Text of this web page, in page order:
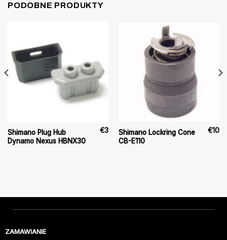
PODOBNE PRODUKTY
Shimano Plug Hub
Dynamo Nexus HBNX30
€3
Shimano Lockring Cone
CB-E110
€10
ZAMAWIANIE